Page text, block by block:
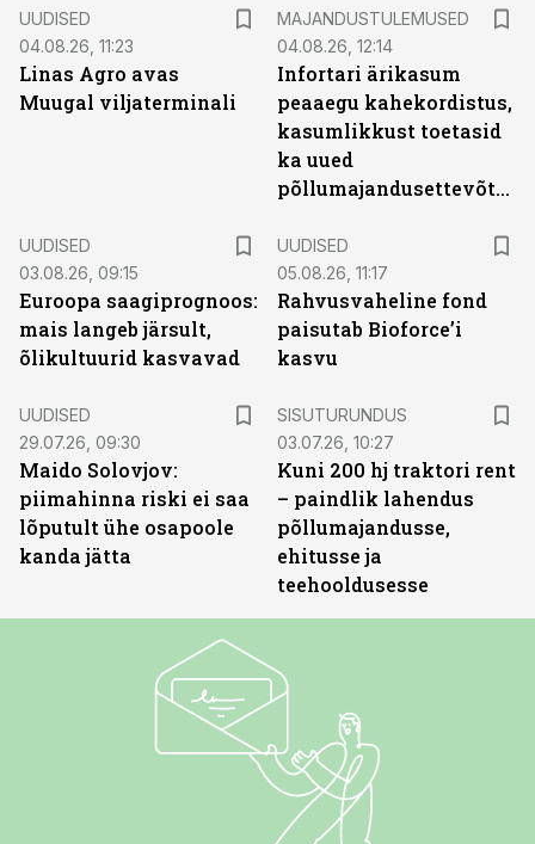
UUDISED
04.08.26, 11:23
Linas Agro avas
Muugal viljaterminali
MAJANDUSTULEMUSED
04.08.26, 12:14
Infortari ärikasum
peaaegu kahekordistus,
kasumlikkust toetasid
ka uued
põllumajandusettevõtted
UUDISED
03.08.26, 09:15
Euroopa saagiprognoos:
mais langeb järsult,
õlikultuurid kasvavad
UUDISED
05.08.26, 11:17
Rahvusvaheline fond
paisutab Bioforce’i
kasvu
UUDISED
29.07.26, 09:30
Maido Solovjov:
piimahinna riski ei saa
lõputult ühe osapoole
kanda jätta
SISUTURUNDUS
03.07.26, 10:27
Kuni 200 hj traktori rent
– paindlik lahendus
põllumajandusse,
ehitusse ja
teehooldusesse